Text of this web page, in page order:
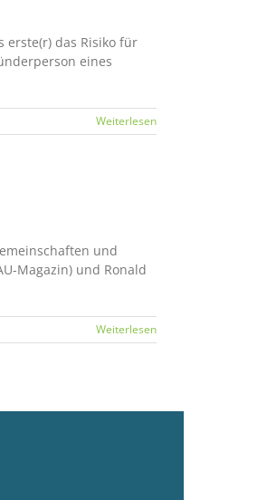
erste(r) das Risiko für
eines
Weiterlesen
und
Magazin) und Ronald
Weiterlesen